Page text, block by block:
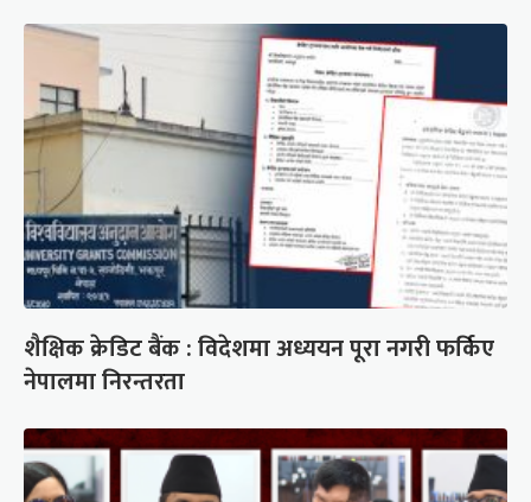
शैक्षिक क्रेडिट बैंक : विदेशमा अध्ययन पूरा नगरी फर्किए
नेपालमा निरन्तरता